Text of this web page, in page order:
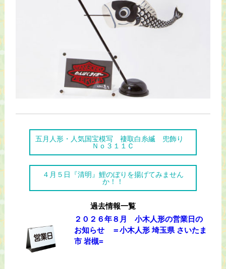
五月人形・人気国宝模写 褄取白糸縅 兜飾り
Ｎｏ３１１Ｃ
４月５日『清明』鯉のぼりを揚げてみません
か！！
過去情報一覧
２０２６年８月 小木人形の営業日の
お知らせ ＝小木人形 埼玉県 さいたま
市 岩槻=